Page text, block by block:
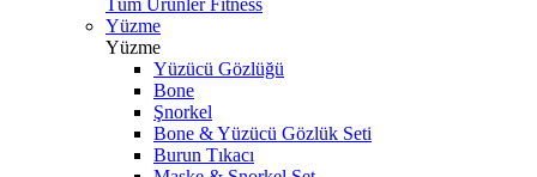
Tüm Ürünler Fitness
Yüzme
Yüzme
Yüzücü Gözlüğü
Bone
Şnorkel
Bone & Yüzücü Gözlük Seti
Burun Tıkacı